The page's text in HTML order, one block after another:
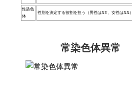
性染色
体
性別を決定する役割を担う（男性はXY、女性はXX）
常染色体異常